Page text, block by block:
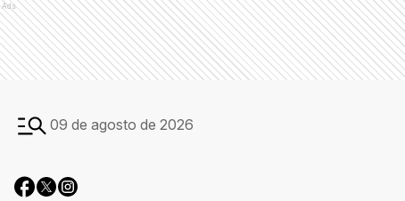
Ads
09 de agosto de 2026